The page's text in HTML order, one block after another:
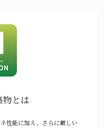
とは
性能に加え、さらに厳しい